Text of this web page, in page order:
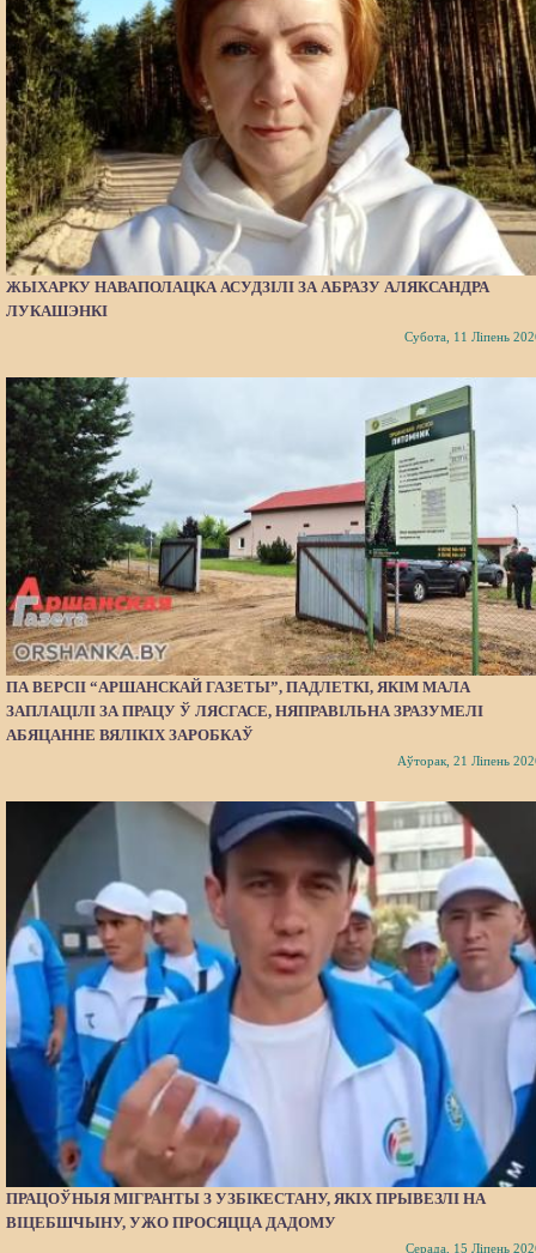
ЖЫХАРКУ НАВАПОЛАЦКА АСУДЗІЛІ ЗА АБРАЗУ АЛЯКСАНДРА
ЛУКАШЭНКІ
Субота, 11 Ліпень
ПА ВЕРСІІ “АРШАНСКАЙ ГАЗЕТЫ”, ПАДЛЕТКІ, ЯКІМ МАЛА
ЗАПЛАЦІЛІ ЗА ПРАЦУ Ў ЛЯСГАСЕ, НЯПРАВІЛЬНА ЗРАЗУМЕЛІ
АБЯЦАННЕ ВЯЛІКІХ ЗАРОБКАЎ
Аўторак, 21 Ліпень
ПРАЦОЎНЫЯ МІГРАНТЫ З УЗБІКЕСТАНУ, ЯКІХ ПРЫВЕЗЛІ НА
ВІЦЕБШЧЫНУ, УЖО ПРОСЯЦЦА ДАДОМУ
Серада, 15 Ліпень